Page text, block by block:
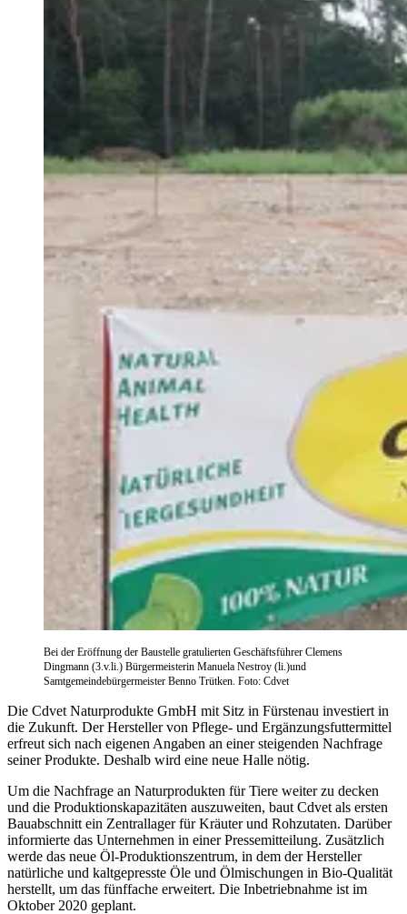
Bei der Eröffnung der Baustelle gratulierten Geschäftsführer Clemens
Dingmann (3.v.li.) Bürgermeisterin Manuela Nestroy (li.)und
Samtgemeindebürgermeister Benno Trütken. Foto: Cdvet
Die Cdvet Naturprodukte GmbH mit Sitz in Fürstenau investiert in
die Zukunft. Der Hersteller von Pflege- und Ergänzungsfuttermittel
erfreut sich nach eigenen Angaben an einer steigenden Nachfrage
seiner Produkte. Deshalb wird eine neue Halle nötig.
Um die Nachfrage an Naturprodukten für Tiere weiter zu decken
und die Produktionskapazitäten auszuweiten, baut Cdvet als ersten
Bauabschnitt ein Zentrallager für Kräuter und Rohzutaten. Darüber
informierte das Unternehmen in einer Pressemitteilung. Zusätzlich
werde das neue Öl-Produktionszentrum, in dem der Hersteller
natürliche und kaltgepresste Öle und Ölmischungen in Bio-Qualität
herstellt, um das fünffache erweitert. Die Inbetriebnahme ist im
Oktober 2020 geplant.